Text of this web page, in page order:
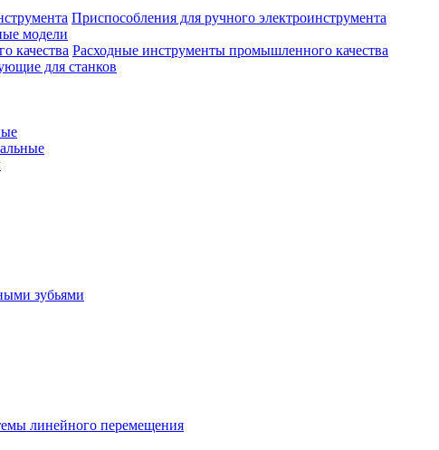
Приспособления для ручного электроинструмента
модели
Расходные инструменты промышленного качества
для станков
зубьями
линейного перемещения